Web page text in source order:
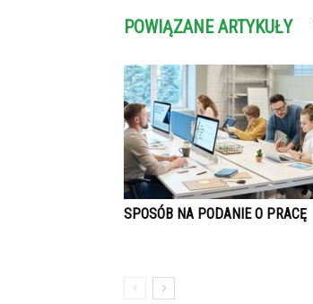
POWIĄZANE ARTYKUŁY
SPOSÓB NA PODANIE O PRACĘ